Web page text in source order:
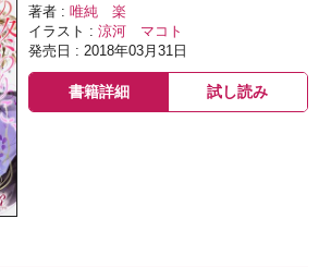
著者 :唯純 楽
イラスト :涼河 マコト
発売日 : 2018年03月31日
書籍詳細 試し読み